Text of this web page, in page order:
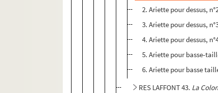
2. Ariette pour dessus,
3. Ariette pour dessus,
4. Ariette pour dessus,
5. Ariette pour basse-
6. Ariette pour basse
RES LAFFONT 43. La